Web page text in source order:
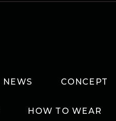
NEWS CONCEPT
HOW TO WEAR